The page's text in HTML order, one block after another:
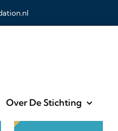
Over De Stichting